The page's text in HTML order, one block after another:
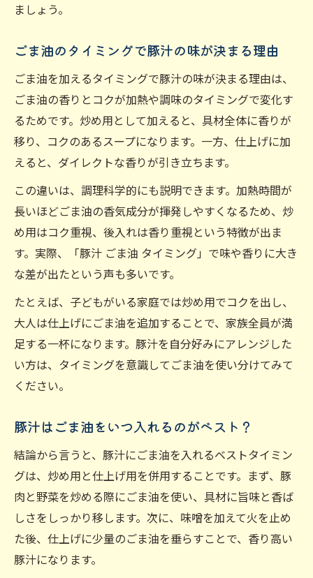
ましょう。
ごま油のタイミングで豚汁の味が決まる理由
ごま油を加えるタイミングで豚汁の味が決まる理由は、
ごま油の香りとコクが加熱や調味のタイミングで変化す
るためです。炒め用として加えると、具材全体に香りが
移り、コクのあるスープになります。一方、仕上げに加
えると、ダイレクトな香りが引き立ちます。
この違いは、調理科学的にも説明できます。加熱時間が
長いほどごま油の香気成分が揮発しやすくなるため、炒
め用はコク重視、後入れは香り重視という特徴が出ま
す。実際、「豚汁 ごま油 タイミング」で味や香りに大き
な差が出たという声も多いです。
たとえば、子どもがいる家庭では炒め用でコクを出し、
大人は仕上げにごま油を追加することで、家族全員が満
足する一杯になります。豚汁を自分好みにアレンジした
い方は、タイミングを意識してごま油を使い分けてみて
ください。
豚汁はごま油をいつ入れるのがベスト？
結論から言うと、豚汁にごま油を入れるベストタイミン
グは、炒め用と仕上げ用を併用することです。まず、豚
肉と野菜を炒める際にごま油を使い、具材に旨味と香ば
しさをしっかり移します。次に、味噌を加えて火を止め
た後、仕上げに少量のごま油を垂らすことで、香り高い
豚汁になります。